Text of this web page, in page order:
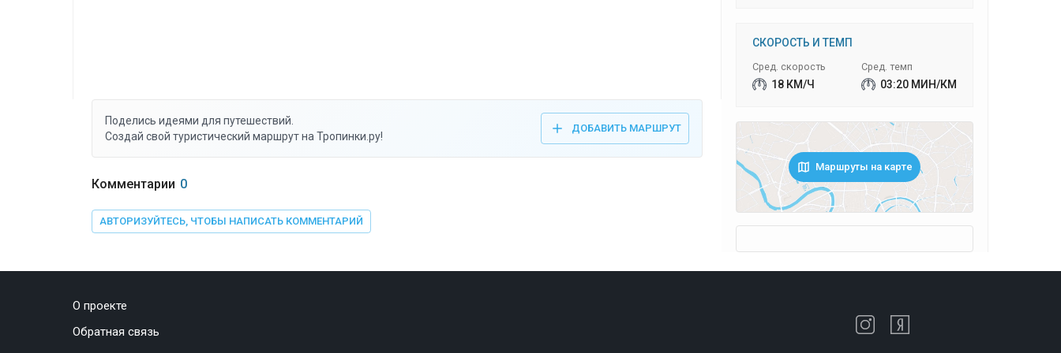
Поделись идеями для путешествий.
Создай свой туристический маршрут на Тропинки.ру!
ДОБАВИТЬ МАРШРУТ
Комментарии 0
АВТОРИЗУЙТЕСЬ, ЧТОБЫ НАПИСАТЬ КОММЕНТАРИЙ
СКОРОСТЬ И ТЕМП
Сред. скорость
18 КМ/Ч
Сред. темп
03:20 МИН/КМ
Маршруты на карте
О проекте
Обратная связь